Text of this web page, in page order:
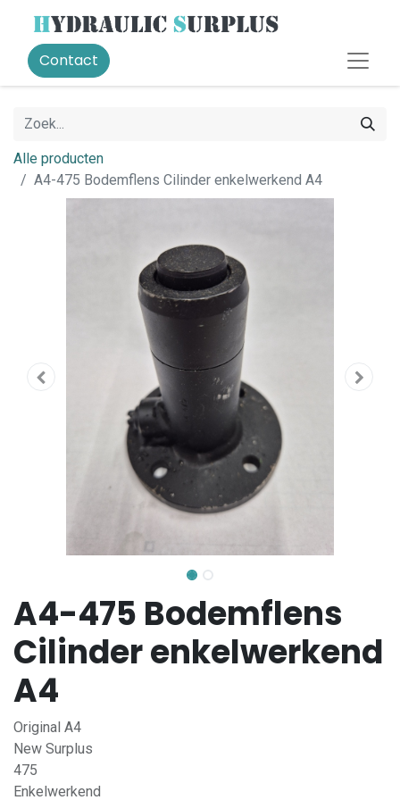
Contact
Alle producten
A4-475 Bodemflens Cilinder enkelwerkend A4
A4-475 Bodemflens
Cilinder enkelwerkend
A4
Original A4
New Surplus
475
Enkelwerkend